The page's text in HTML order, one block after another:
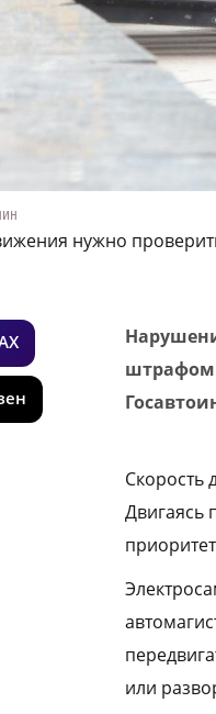
нужно
Скорость
Двигаясь
или